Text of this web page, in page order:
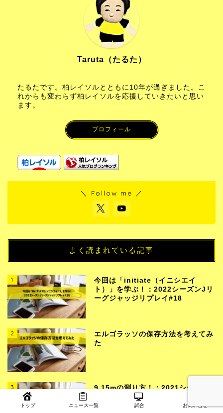
Taruta（たるた）
たるたです。柏レイソルとともに10年が過ぎました。こ
れからも変わらず柏レイソルを応援していきたいと思い
ます。
プロフィール
＼ Follow me ／
よく読まれている記事
1
今回は「initiate（イニシエイ
ト）」を学ぶ！：2022シーズンJリ
ーグジャッジリプレイ#18
2
エルゴラッソの保存方法を考えてみ
た
3
9.15mの測り方！：2021シーズンJ
リーグジャッジリプレイ#29
トップ ニュース一覧 試合 お問い合せ